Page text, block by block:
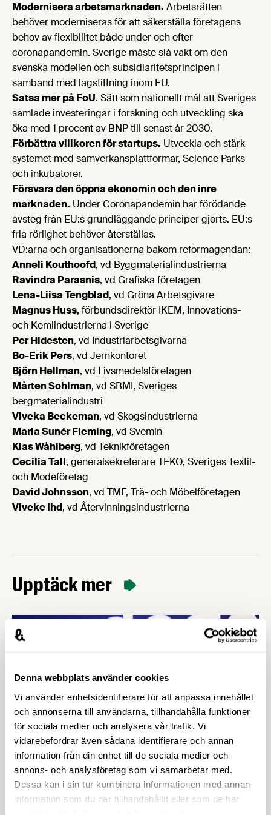
Denna webbplats använder cookies
Vi använder enhetsidentifierare för att anpassa innehållet
och annonserna till användarna, tillhandahålla funktioner
för sociala medier och analysera vår trafik. Vi
vidarebefordrar även sådana identifierare och annan
information från din enhet till de sociala medier och
annons- och analysföretag som vi samarbetar med.
Dessa kan i sin tur kombinera informationen med annan
information som du har tillhandahållit eller som de har
Modernisera arbetsmarknaden. Arbetsrätten
behöver moderniseras för att säkerställa företagens
behov av flexibilitet både under och efter
coronapandemin. Sverige måste slå vakt om den
svenska modellen och subsidiaritetsprincipen i
samband med lagstiftning inom EU.
Satsa mer på FoU. Sätt som nationellt mål att Sveriges
samlade investeringar i forskning och utveckling ska
öka med 1 procent av BNP till senast år 2030.
Förbättra villkoren för startups. Utveckla och stärk
systemet med samverkansplattformar, Science Parks
och inkubatorer.
Försvara den öppna ekonomin och den inre
marknaden. Under Coronapandemin har förödande
avsteg från EU:s grundläggande principer gjorts. EU:s
fria rörlighet behöver återställas.
VD:arna och organisationerna bakom reformagendan:
Anneli Kouthoofd, vd Byggmaterialindustrierna
Ravindra Parasnis, vd Grafiska företagen
Lena-Liisa Tengblad, vd Gröna Arbetsgivare
Magnus Huss, förbundsdirektör IKEM, Innovations-
och Kemiindustrierna i Sverige
Per Hidesten, vd Industriarbetsgivarna
Bo-Erik Pers, vd Jernkontoret
Björn Hellman, vd Livsmedelsföretagen
Mårten Sohlman, vd SBMI, Sveriges
bergmaterialindustri
Viveka Beckeman, vd Skogsindustrierna
Maria Sunér Fleming, vd Svemin
Klas Wåhlberg, vd Teknikföretagen
Cecilia Tall, generalsekreterare TEKO, Sveriges Textil-
och Modeföretag
David Johnsson, vd TMF, Trä- och Möbelföretagen
Viveke Ihd, vd Återvinningsindustrierna
Upptäck mer
19 MARS 2026